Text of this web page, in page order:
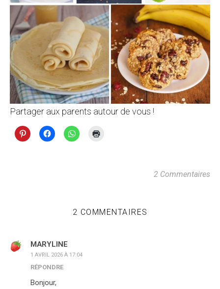
Partager aux parents autour de vous !
2 Commentaires
2 COMMENTAIRES
MARYLINE
1 AVRIL 2026 À 17:04
RÉPONDRE
Bonjour,